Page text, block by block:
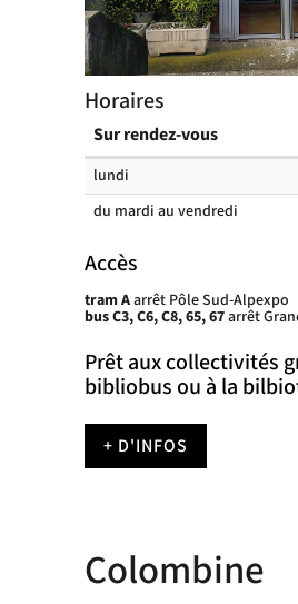
Horaires
Horaires
des
salles
lecture
Sur rendez-vous
lundi
du mardi au vendredi
Accès
tram Aarrêt Pôle Sud-Alpexpo
bus C3, C6, C8, 65, 67arrêt
Prêt aux collectivités
bibliobus ou à la
+ D'INFOS
Colombine